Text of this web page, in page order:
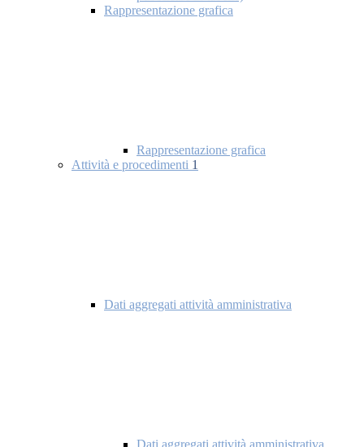
Rappresentazione grafica
Rappresentazione grafica
Attività e procedimenti 1
Dati aggregati attività amministrativa